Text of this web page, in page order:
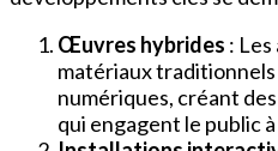
Œuvres hybrides :
matériaux
numériques, créant
qui engagent le public